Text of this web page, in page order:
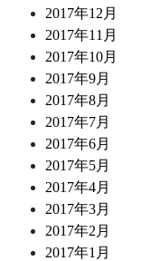
2017年12月
2017年11月
2017年10月
2017年9月
2017年8月
2017年7月
2017年6月
2017年5月
2017年4月
2017年3月
2017年2月
2017年1月